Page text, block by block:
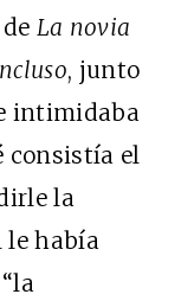
La novia
, junto
intimidaba
consistía el
la
le había